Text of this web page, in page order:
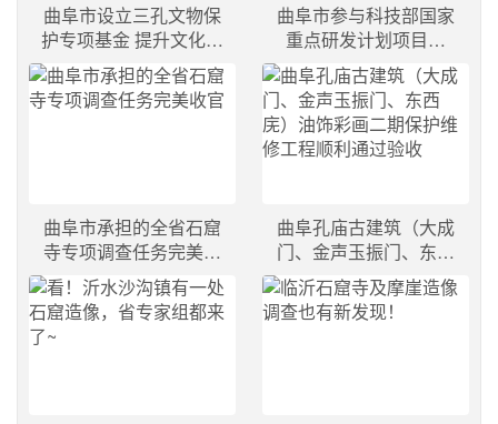
曲阜市设立三孔文物保
护专项基金 提升文化遗
产保护利用水平
曲阜市参与科技部国家
重点研发计划项目：
《明清官式建筑营造技
艺科学认知与本体保护
关键技术研究与示范》
曲阜市承担的全省石窟
寺专项调查任务完美收
官
曲阜孔庙古建筑（大成
门、金声玉振门、东西
庑）油饰彩画二期保护
维修工程顺利通过验收